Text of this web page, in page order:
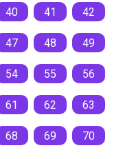
40 41 42
47 48 49
54 55 56
61 62 63
68 69 70